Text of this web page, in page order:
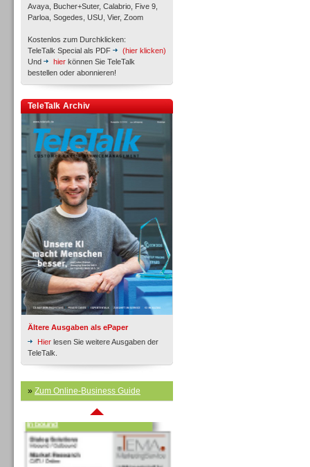
Avaya, Bucher+Suter, Calabrio, Five 9,
Parloa, Sogedes, USU, Vier, Zoom
Kostenlos zum Durchklicken:
TeleTalk Special als PDF
(hier klicken)
Und
hier können Sie TeleTalk
bestellen oder abonnieren!
TeleTalk Archiv
Ältere Ausgaben als ePaper
Hier lesen Sie weitere Ausgaben der
TeleTalk.
» Zum Online-Business Guide
Inbound
Inbound
Inbound